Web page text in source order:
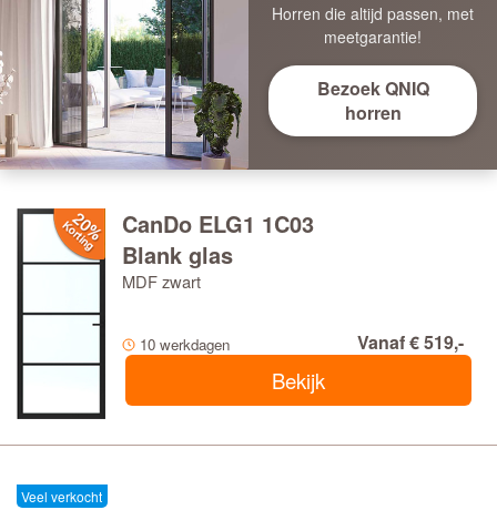
Horren die altijd passen, met
meetgarantie!
Bezoek QNIQ
horren
CanDo ELG1 1C03
Blank glas
MDF zwart
10 werkdagen Vanaf € 519,-
Bekijk
Veel verkocht